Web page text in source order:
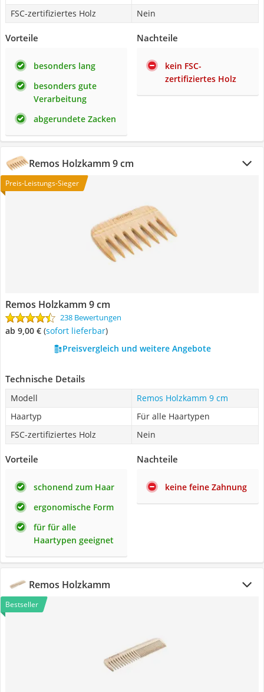
FSC-zertifiziertes Holz
Nein
Vorteile
besonders lang
besonders gute
Verarbeitung
abgerundete Zacken
Nachteile
kein FSC-
zertifiziertes Holz
Remos Holzkamm 9 cm
Preis-Leistungs-Sieger
Remos Holzkamm 9 cm
238 Bewertungen
ab 9,00 € ( Sofort lieferbar)
Preisvergleich und weitere Angebote
Technische Details
Modell
Remos Holzkamm 9 cm
Haartyp
Für alle Haartypen
FSC-zertifiziertes Holz
Nein
Vorteile
schonend zum Haar
ergonomische Form
für für alle
Haartypen geeignet
Nachteile
keine feine Zahnung
Remos Holzkamm
Bestseller